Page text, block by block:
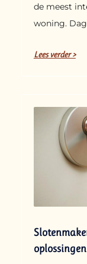
de meest
woning.
Lees verder >
oplossingen